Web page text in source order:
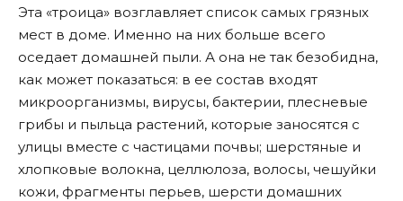
Эта «троица» возглавляет список самых грязных
мест в доме. Именно на них больше всего
оседает домашней пыли. А она не так безобидна,
как может показаться: в ее состав входят
микроорганизмы, вирусы, бактерии, плесневые
грибы и пыльца растений, которые заносятся с
улицы вместе с частицами почвы; шерстяные и
хлопковые волокна, целлюлоза, волосы, чешуйки
кожи, фрагменты перьев, шерсти домашних